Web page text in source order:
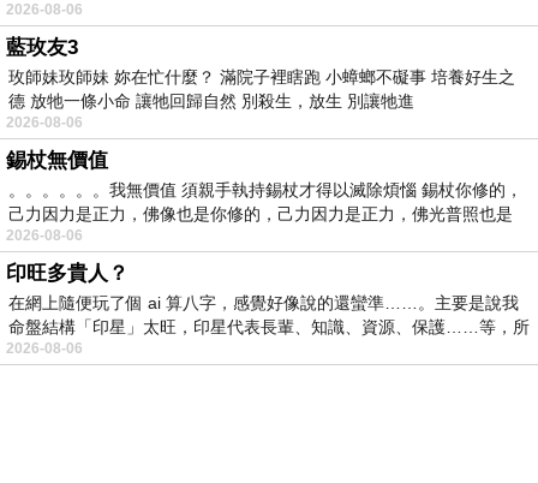
2026-08-06
藍玫友3
玫師妹玫師妹 妳在忙什麼？ 滿院子裡瞎跑 小蟑螂不礙事 培養好生之
德 放牠一條小命 讓牠回歸自然 別殺生，放生 別讓牠進
2026-08-06
錫杖無價值
。。。。。。我無價值 須親手執持錫杖才得以滅除煩惱 錫杖你修的，
己力因力是正力，佛像也是你修的，己力因力是正力，佛光普照也是
2026-08-06
印旺多貴人？
在網上隨便玩了個 ai 算八字，感覺好像說的還蠻準……。主要是說我
命盤結構「印星」太旺，印星代表長輩、知識、資源、保護……等，所
2026-08-06